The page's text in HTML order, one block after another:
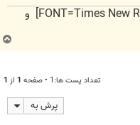
[FONT=Times New Roman] [FONT=Times New Roman] و
تعداد پست ها:1 • صفحه 1 از 1
پرش به